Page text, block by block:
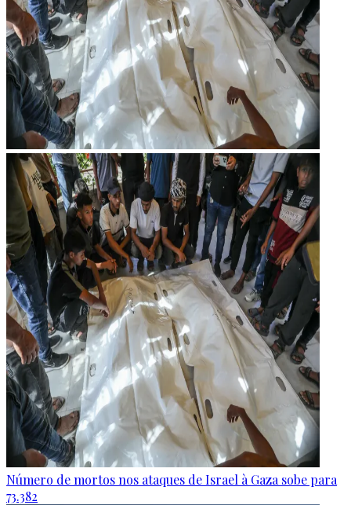
Número de mortos nos ataques de Israel à Gaza sobe para
73.382